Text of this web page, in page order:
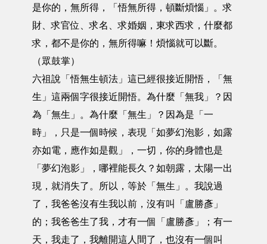
是你的，無所得，「悟無所得，頓斷煩惱」。求
財、求官位、求名、求婚姻，東求西求，什麼都
求，都不是你的，無所得嘛！煩惱就可以斷。
（眾鼓掌）
六祖說「悟無生頓法」這已經很接近開悟，「無
生」這兩個字很接近開悟。為什麼「無我」？因
為「無生」。為什麼「無生」？因為是「一
時」，只是一個時候，表現「如夢幻泡影，如露
亦如電，應作如是觀」，一切，你的身體也是
「夢幻泡影」，哪裡能長久？如朝露，太陽一出
現，就消失了。所以，等於「無生」。我說過
了，我爸爸沒有生我以前，沒有叫「盧勝彥」
的；我爸爸生了我，才有一個「盧勝彥」；有一
天，我走了，我離開這人間了，也沒有一個叫